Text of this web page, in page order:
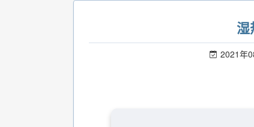
湿
2021年